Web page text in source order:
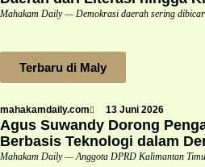
Mahakam Daily — Demokrasi daerah sering
Terbaru di Maly
mahakamdaily.com 13 Juni 2026
Agus Suwandy Dorong
Berbasis Teknologi dalam
Mahakam Daily — Anggota DPRD Kalimantan